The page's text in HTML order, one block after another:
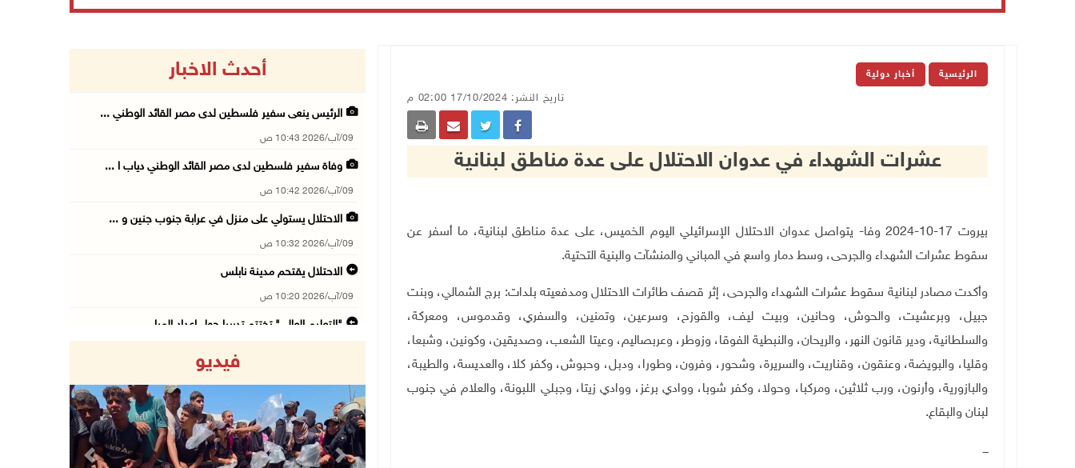
الرئيسية أخبار دولية
تاريخ النشر: 17/10/2024 02:00 م
عشرات الشهداء في عدوان الاحتلال على عدة مناطق لبنانية
بيروت 17-10-2024 وفا- يتواصل عدوان الاحتلال الإسرائيلي اليوم الخميس، على عدة مناطق لبنانية، ما أسفر عن
سقوط عشرات الشهداء والجرحى، وسط دمار واسع في المباني والمنشآت والبنية التحتية.
وأكدت مصادر لبنانية سقوط عشرات الشهداء والجرحى، إثر قصف طائرات الاحتلال ومدفعيته بلدات: برج الشمالي، وبنت
جبيل، وبرعشيت، والحوش، وحانين، وبيت ليف، والقوزح، وسرعين، وتمنين، والسفري، وقدموس، ومعركة،
والسلطانية، ودير قانون النهر، والريحان، والنبطية الفوقا، وزوطر، وعربصاليم، وعيتا الشعب، وصديقين، وكونين، وشبعا،
وقليا، والبويضة، وعنقون، وقناريت، والسريرة، وشحور، وفرون، وطورا، ودبل، وحبوش، وكفر كلا، والعديسة، والطيبة،
والبازورية، وأرنون، ورب ثلاثين، ومركبا، وحولا، وكفر شوبا، ووادي برغز، ووادي زيتا، وجبلي اللبونة، والعلام في جنوب
لبنان والبقاع.
ـــ
أحدث الاخبار
الرئيس ينعى سفير فلسطين لدى مصر القائد الوطني ...
09/آب/2026 10:43 ص
وفاة سفير فلسطين لدى مصر القائد الوطني دياب ا ...
09/آب/2026 10:42 ص
الاحتلال يستولي على منزل في عرابة جنوب جنين و ...
09/آب/2026 10:32 ص
الاحتلال يقتحم مدينة نابلس
09/آب/2026 10:20 ص
"التعليم العالي" تختتم تدريبا حول إعداد المبا ...
09/آب/2026 10:02 ص
اعتقال مواطنين من بلدة سنجل شمال رام الله
09/آب/2026 09:48 ص
فيديو
Previous Next